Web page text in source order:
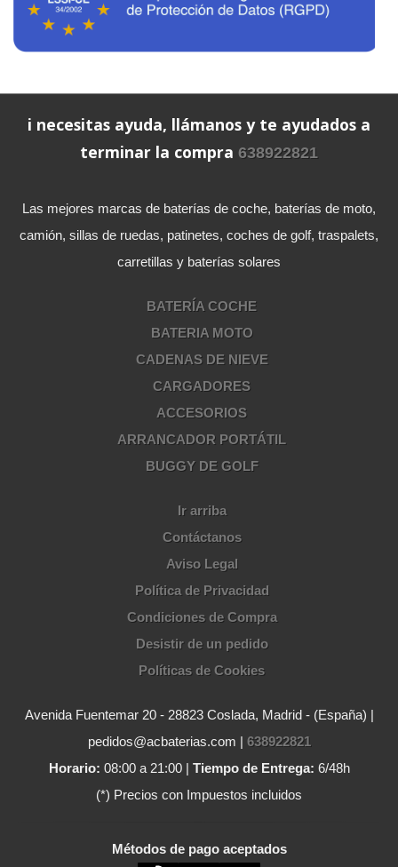
i necesitas ayuda, llámanos y te ayudados a
terminar la compra 638922821
Las mejores marcas de baterías de coche, baterías de moto,
camión, sillas de ruedas, patinetes, coches de golf, traspalets,
carretillas y baterías solares
BATERÍA COCHE
BATERIA MOTO
CADENAS DE NIEVE
CARGADORES
ACCESORIOS
ARRANCADOR PORTÁTIL
BUGGY DE GOLF
Ir arriba
Contáctanos
Aviso Legal
Política de Privacidad
Condiciones de Compra
Desistir de un pedido
Políticas de Cookies
Avenida Fuentemar 20 - 28823 Coslada, Madrid - (España) |
pedidos@acbaterias.com | 638922821
Horario: 08:00 a 21:00 | Tiempo de Entrega: 6/48h
(*) Precios con Impuestos incluidos
Métodos de pago aceptados